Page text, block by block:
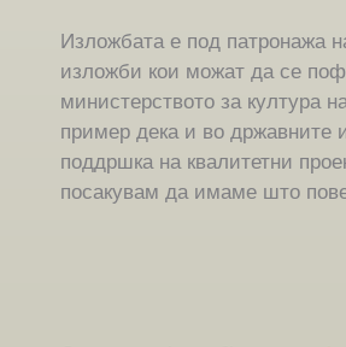
Изложбата е под патронажа
изложби кои можат да се
министерството за култура
пример дека и во државните
поддршка на квалитетни
посакувам да имаме што